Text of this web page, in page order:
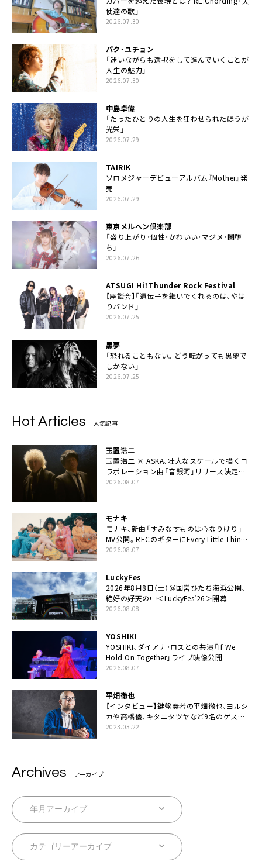
使達の歌」
2026.07.30
パク・ユチョン
「迷いながらも選択をして進んでいくことが
人生の魅力」
2026.07.30
中島卓偉
「たったひとりの人生を狂わせられたほうが
光栄」
2026.07.29
TAIRIK
ソロメジャーデビューアルバム『Mother』発
売
2026.07.29
東京メルヘン倶楽部
「盛り上がり・個性・かわいい・マジメ・闇堕
ち」
2026.07.26
ATSUGI Hi！Thunder Rock Festival
【座談会】「遺伝子を継いでくれるのは、やは
りバンド」
2026.07.25
黒夢
「恐れることもない。どう転がっても黒夢で
しかない」
2026.07.25
Hot Articles 人気記事
玉置浩二
玉置浩二 × ASKA、壮大なスケールで描くコ
ラボレーション曲「音銀河」リリース決定。
カップリングには新曲「命の宿り」収録も
2026.08.07
モナキ
モナキ、新曲「すみなすものは心なりけり」
MV公開。RECのギターにEvery Little Thing・
伊藤一朗参加も
2026.08.07
LuckyFes
2026年8月8日（土）＠国営ひたち海浜公園、
絶好の好天の中＜LuckyFes’26＞開幕
2026.08.08
YOSHIKI
YOSHIKI、ダイアナ・ロスとの共演「If We
Hold On Together」ライブ映像公開
2026.08.07
平畑徹也
【インタビュー】鍵盤奏者の平畑徹也、ヨルシ
カや高橋優、キタニタツヤなど9名のゲスト
を迎えた初アルバムに音楽人生の総括「自分
2023.03.22
Archives アーカイブ